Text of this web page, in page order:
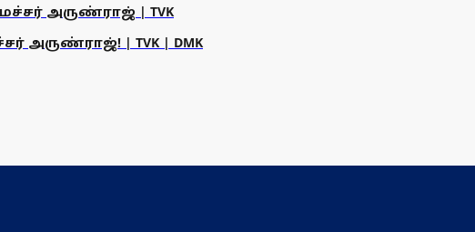
அருண்ராஜ் | TVK
அருண்ராஜ்! | TVK | DMK